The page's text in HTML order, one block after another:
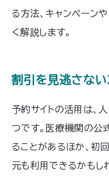
る方法、キャンペーン
く解説します。
割引を見逃さな
予約サイトの活用は、
つです。医療機関の公
ることがあるほか、初
元も利用できるかもし